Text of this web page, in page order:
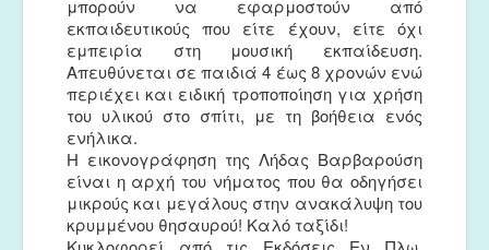
μπορούν να εφαρμοστούν από
εκπαιδευτικούς που είτε έχουν, είτε όχι
εμπειρία στη μουσική εκπαίδευση.
Απευθύνεται σε παιδιά 4 έως 8 χρονών ενώ
περιέχει και ειδική τροποποίηση για χρήση
του υλικού στο σπίτι, με τη βοήθεια ενός
ενήλικα.
Η εικονογράφηση της Λήδας Βαρβαρούση
είναι η αρχή του νήματος που θα οδηγήσει
μικρούς και μεγάλους στην ανακάλυψη του
κρυμμένου θησαυρού! Καλό ταξίδι!